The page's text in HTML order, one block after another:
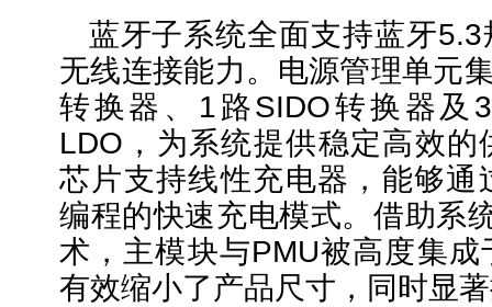
蓝牙子系统全面支持蓝牙
无线连接能力。电源管理单元
转换器、1路SIDO转换器及
LDO，为系统提供稳定高效的
芯片支持线性充电器，能够通
编程的快速充电模式。借助系
术，主模块与PMU被高度集
有效缩小了产品尺寸，同时显